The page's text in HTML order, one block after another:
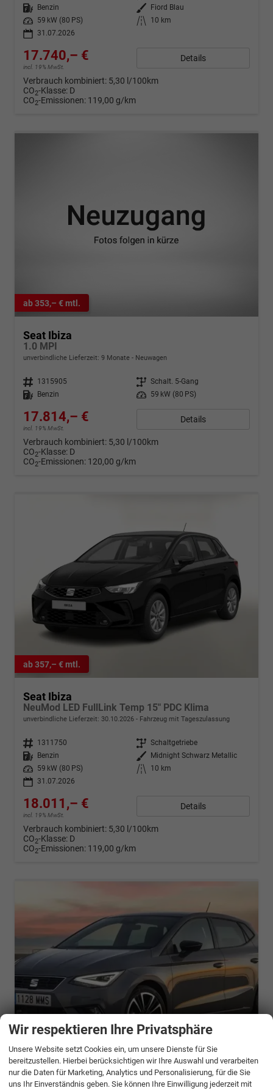
Kraftstoff
Benzin Außenfarbe
Fiord Blau
Leistung
59 kW (80 PS) Kilometerstand
10 km
31.07.2026
17.740,– €
incl. 19% MwSt.
Details
Verbrauch kombiniert: 5,30 l/100km
CO2-Klasse: D
CO2-Emissionen: 119,00 g/km
ab 353,– € mtl.
Seat Ibiza
1.0 MPI
unverbindliche Lieferzeit: 9 Monate Neuwagen
Fahrzeugnr. 1315905 Getriebe Schalt. 5-Gang
Kraftstoff
Benzin Leistung 59 kW (80 PS)
17.814,– €
incl. 19% MwSt.
Details
Verbrauch kombiniert: 5,30 l/100km
CO2-Klasse: D
CO2-Emissionen: 120,00 g/km
ab 357,– € mtl.
Seat Ibiza
NeuMod LED FullLink Temp 15" PDC Klima
unverbindliche Lieferzeit: 30.10.2026 Fahrzeug mit Tageszulassung
Fahrzeugnr. 1311750 Getriebe Schaltgetriebe
Kraftstoff
Benzin Außenfarbe
Midnight Schwarz Metallic
Leistung
59 kW (80 PS) Kilometerstand
10 km
31.07.2026
18.011,– €
incl. 19% MwSt.
Details
Verbrauch kombiniert: 5,30 l/100km
CO2-Klasse: D
CO2-Emissionen: 119,00 g/km
ab 357,– € mtl.
Seat Ibiza
Wir respektieren Ihre Privatsphäre
Unsere Website setzt Cookies ein, um unsere Dienste für Sie
bereitzustellen. Hierbei berücksichtigen wir Ihre Auswahl und verarbeiten
nur die Daten für Marketing, Analytics und Personalisierung, für die Sie
uns Ihr Einverständnis geben. Sie können Ihre Einwilligung jederzeit mit